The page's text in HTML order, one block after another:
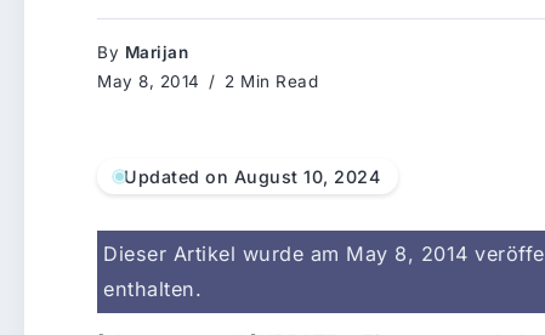
By Marijan
May 8, 2014
2 Min Read
Updated on August 10, 2024
Dieser Artikel wurde am May 8, 2014
enthalten.